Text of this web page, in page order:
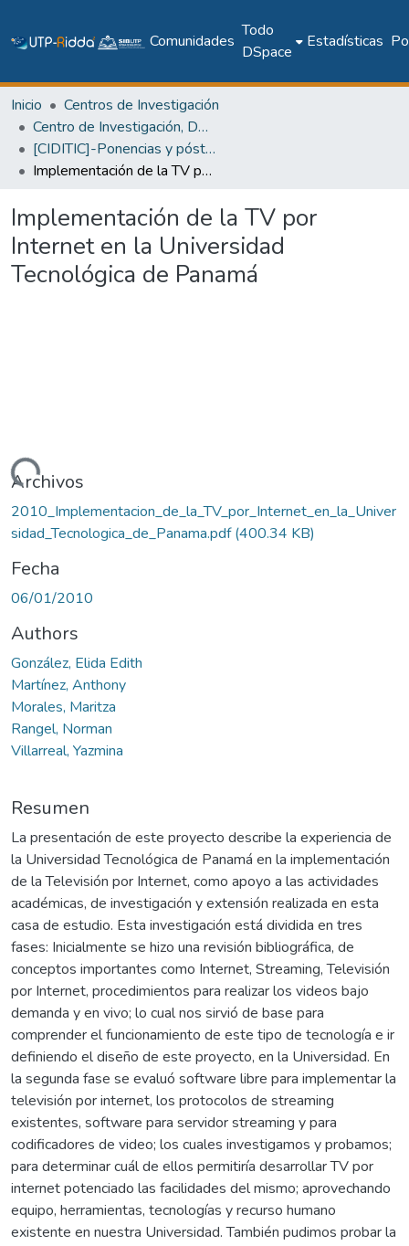
Comunidades
Todo
DSpace
Estadísticas
Inicio
Centros de Investigación
Centro de Investigación, Desarrollo e Innovación en TIC
[CIDITIC]-Ponencias y pósteres
Implementación de la TV por Internet en la Universidad Tecnológica de Panamá
Implementación de la TV por
Internet en la Universidad
Tecnológica de Panamá
Archivos
2010_Implementacion_de_la_TV_por_Internet_en_la_Univer
sidad_Tecnologica_de_Panama.pdf(400.34 KB)
Fecha
06/01/2010
Authors
González, Elida Edith
Martínez, Anthony
Morales, Maritza
Rangel, Norman
Villarreal, Yazmina
Resumen
La presentación de este proyecto describe la experiencia de
la Universidad Tecnológica de Panamá en la implementación
de la Televisión por Internet, como apoyo a las actividades
académicas, de investigación y extensión realizada en esta
casa de estudio. Esta investigación está dividida en tres
fases: Inicialmente se hizo una revisión bibliográfica, de
conceptos importantes como Internet, Streaming, Televisión
por Internet, procedimientos para realizar los videos bajo
demanda y en vivo; lo cual nos sirvió de base para
comprender el funcionamiento de este tipo de tecnología e ir
definiendo el diseño de este proyecto, en la Universidad. En
la segunda fase se evaluó software libre para implementar la
televisión por internet, los protocolos de streaming
existentes, software para servidor streaming y para
codificadores de video; los cuales investigamos y probamos;
para determinar cuál de ellos permitiría desarrollar TV por
internet potenciado las facilidades del mismo; aprovechando
equipo, herramientas, tecnologías y recurso humano
existente en nuestra Universidad. También pudimos probar la